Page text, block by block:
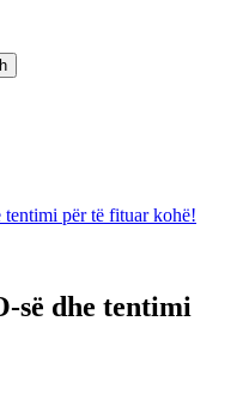
për të fituar kohë!
së dhe tentimi